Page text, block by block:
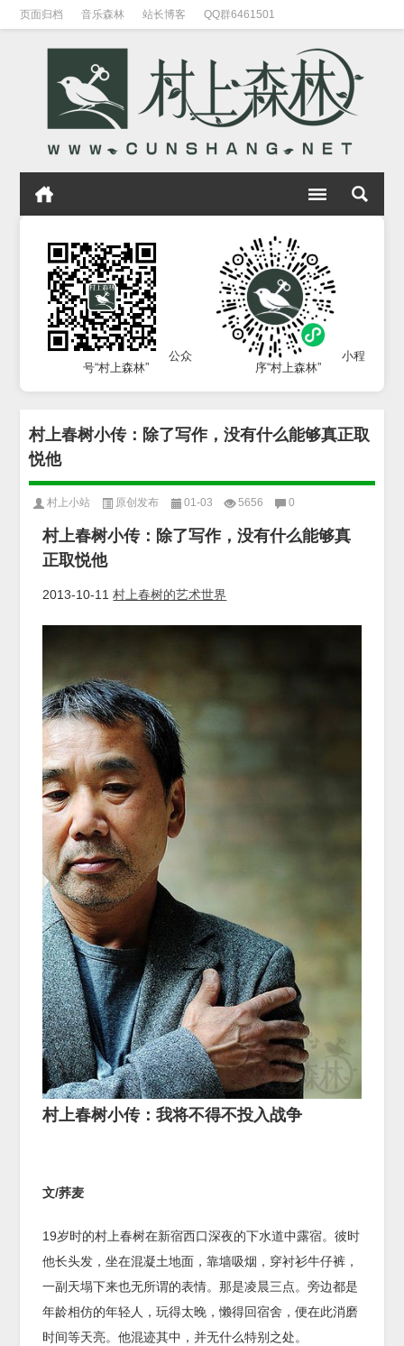
页面归档 音乐森林 站长博客 QQ群6461501
公众
号“村上森林”
小程
序“村上森林”
村上春树小传：除了写作，没有什么能够真正取
悦他
村上小站 原创发布 01-03 5656 0
村上春树小传：除了写作，没有什么能够真
正取悦他
2013-10-11村上春树的艺术世界
村上春树小传：我将不得不投入战争
文/荞麦
19岁时的村上春树在新宿西口深夜的下水道中露宿。彼时
他长头发，坐在混凝土地面，靠墙吸烟，穿衬衫牛仔裤，
一副天塌下来也无所谓的表情。那是凌晨三点。旁边都是
年龄相仿的年轻人，玩得太晚，懒得回宿舍，便在此消磨
时间等天亮。他混迹其中，并无什么特别之处。